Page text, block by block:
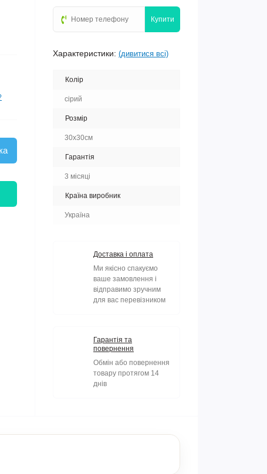
Купити
Характеристики: (дивитися всі)
Колір
сірий
Розмір
30х30см
Гарантія
3 місяці
Країна виробник
Україна
Доставка і оплата
Ми якісно спакуємо
ваше замовлення і
відправимо зручним
для вас перевізником
Гарантія та
повернення
Обмін або повернення
товару протягом 14
днів